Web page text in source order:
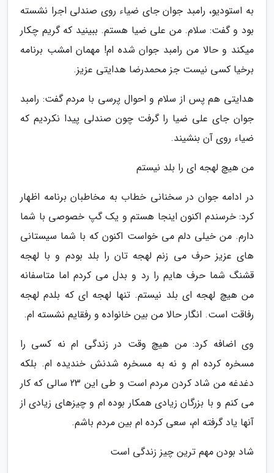
به استودیو، رامبد جوان جای ضیاء روی صندلی اجرا نشسته
بود و گفت: سلام. من علی ضیا هستم. ببینید که گریم چکار
میکند و حالا من رامبد جوان شده ام! مهمان امشب برنامه
برخیا کسی نیست جز محمدرضا هدایتی عزیز.
هدایتی هم پس از سلام و احوال پرسی با مردم گفت: رامبد
جوان جای علی ضیا را گرفت چون صندلی پیدا نکردیم که
ضیاء روی آن بنشیند.
من هیچ لهجه ای را بلد نیستم
در ادامه جوان در سخنانی خطاب به مخاطبان برنامه اظهار
کرد: خرسندم اکنون اینجا هستم و یک گپ خصوصی با شما
دارم. من خیلی دلم می خواست اکنون که با شما سیستانی
های عزیز حرف می زنم لهجه تان را بلد بودم و با لهجه
قشنگ شما حرف هایم را رد و بدل می کردم اما متاسفانه
من هیچ لهجه ای بلد نیستم. تنها لهجه ای که بلدم لهجه
رفاقت است. انگار حالا من بین خانواده و رفقایم نشسته ام.
وی اضافه کرد: من هیچ وقت در زندگی ام نه کسی را
مسخره کرده ام و نه به مسخره شدنش خندیده ام. بلکه
دغدغه من شاد کردن مردم است و طی این 23 سالی که کار
می کنم و با بزرگان زیادی همکار بوده ام و چیزهای زیادی از
آنها یاد گرفته ام، سعی کرده ام بین مردم باشم.
شاد بودن مهم ترین چیز زندگی است